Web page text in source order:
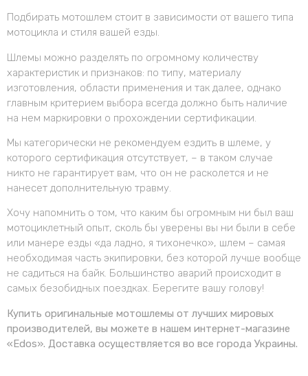
Подбирать мотошлем стоит в зависимости от вашего типа
мотоцикла и стиля вашей езды.
Шлемы можно разделять по огромному количеству
характеристик и признаков: по типу, материалу
изготовления, области применения и так далее, однако
главным критерием выбора всегда должно быть наличие
на нем маркировки о прохождении сертификации.
Мы категорически не рекомендуем ездить в шлеме, у
которого сертификация отсутствует, – в таком случае
никто не гарантирует вам, что он не расколется и не
нанесет дополнительную травму.
Хочу напомнить о том, что каким бы огромным ни был ваш
мотоциклетный опыт, сколь бы уверены вы ни были в себе
или манере езды «да ладно, я тихонечко», шлем – самая
необходимая часть экипировки, без которой лучше вообще
не садиться на байк. Большинство аварий происходит в
самых безобидных поездках. Берегите вашу голову!
Купить оригинальные мотошлемы от лучших мировых
производителей, вы можете в нашем интернет-магазине
«Edos». Доставка осуществляется во все города Украины.